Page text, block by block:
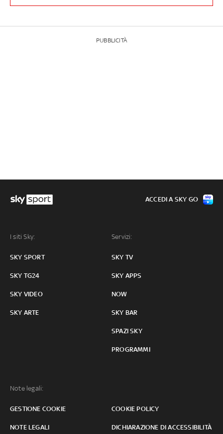
PUBBLICITÀ
I siti Sky:
SKY SPORT
SKY TG24
SKY VIDEO
SKY ARTE
Servizi:
SKY TV
SKY APPS
NOW
SKY BAR
SPAZI SKY
PROGRAMMI
Note legali:
GESTIONE COOKIE COOKIE POLICY
NOTE LEGALI DICHIARAZIONE DI ACCESSIBILITÀ
ACCEDI A SKY GO